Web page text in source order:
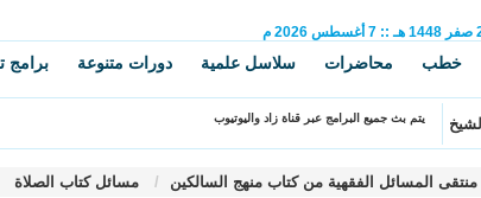
صفر 1448 هـ ::
7 أغسطس 2026 م
خطب محاضرات سلاسل علمية دورات متنوعة برامج
يتم بث جميع البرامج عبر قناة زاد واليوتيوب
المسائل الفقهية من كتاب منهج السالكين مسائل كتاب الصلاة